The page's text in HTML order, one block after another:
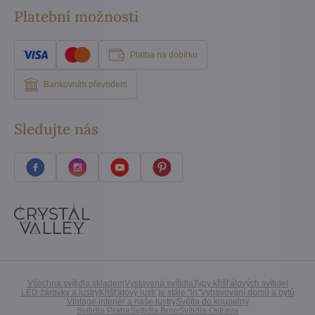
Platební možnosti
Platba na dobírku
Bankovním převodem
Sledujte nás
Všechna svítidla sklademVystavená svítidlaTypy křišťálových svítidel
LED žárovky a lustryKřišťálový lustr je stále "in"Vybavování domů a bytů
Vintage interiér a naše lustrySvětla do koupelny
Svítidla PrahaSvítidla BrnoSvítidla Ostrava